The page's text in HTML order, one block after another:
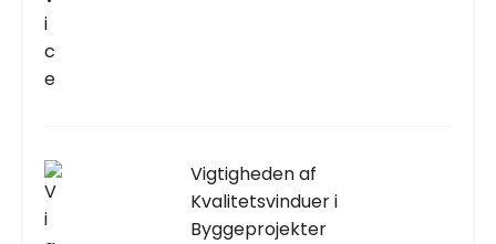
Vigtigheden af
Kvalitetsvinduer i
Byggeprojekter